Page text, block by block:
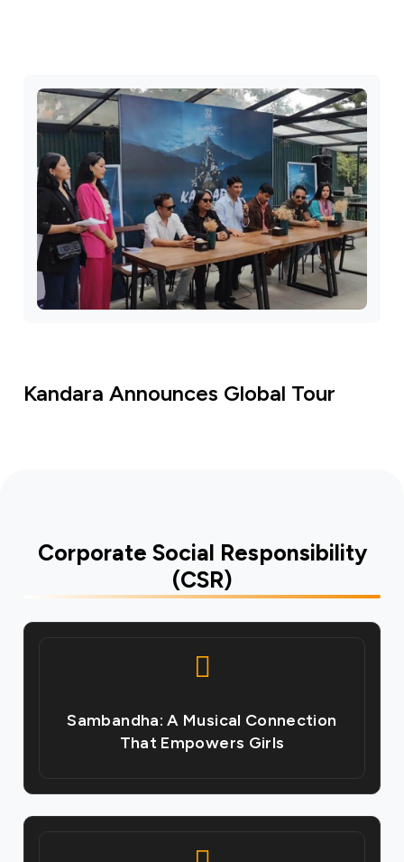
Kandara Announces Global Tour
Corporate Social Responsibility
(CSR)
Sambandha: A Musical Connection
That Empowers Girls